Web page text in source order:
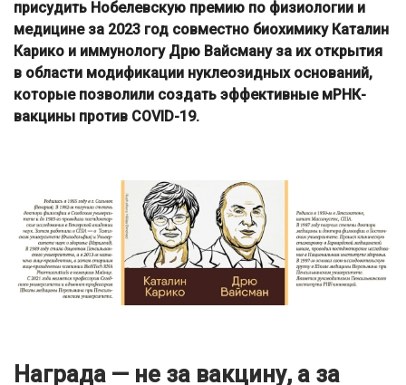
присудить Нобелевскую премию по физиологии и
медицине за 2023 год совместно биохимику Каталин
Карико и иммунологу Дрю Вайсману за их открытия
в области модификации нуклеозидных оснований,
которые позволили создать эффективные мРНК-
вакцины против COVID-19.
Награда — не за вакцину, а за